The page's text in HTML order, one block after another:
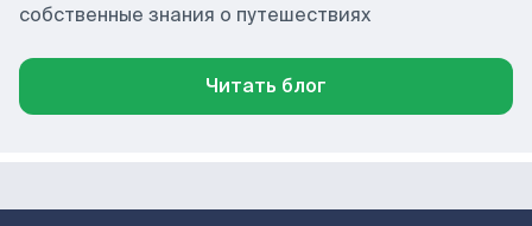
собственные знания о путешествиях
Читать блог